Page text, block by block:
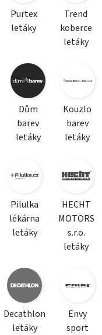
Purtex
letáky
Trend
koberce
letáky
Dům
barev
letáky
Kouzlo
barev
letáky
Pilulka
lékárna
letáky
HECHT
MOTORS
s.r.o.
letáky
Decathlon
letáky
Envy
sport